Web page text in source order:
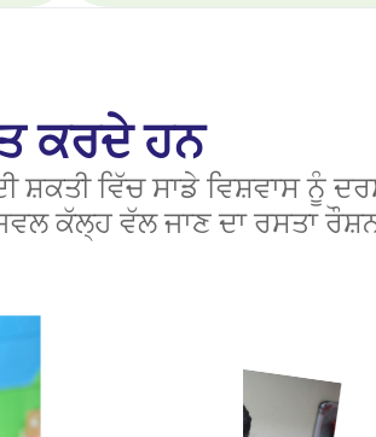
ਕਰਦੇ ਹਨ
ਵਿੱਚ ਸਾਡੇ ਵਿਸ਼ਵਾਸ ਨੂੰ
ਕੱਲ੍ਹ ਵੱਲ ਜਾਣ ਦਾ ਰਸਤਾ